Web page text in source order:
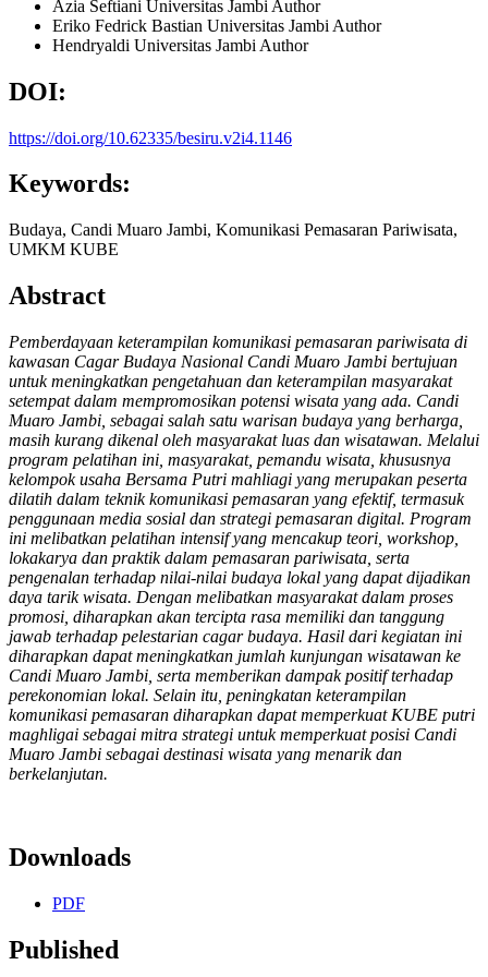
Azia Seftiani Universitas Jambi Author
Eriko Fedrick Bastian Universitas Jambi Author
Hendryaldi Universitas Jambi Author
DOI:
https://doi.org/10.62335/besiru.v2i4.1146
Keywords:
Budaya, Candi Muaro Jambi, Komunikasi Pemasaran Pariwisata,
UMKM KUBE
Abstract
Pemberdayaan keterampilan komunikasi pemasaran pariwisata di
kawasan Cagar Budaya Nasional Candi Muaro Jambi bertujuan
untuk meningkatkan pengetahuan dan keterampilan masyarakat
setempat dalam mempromosikan potensi wisata yang ada. Candi
Muaro Jambi, sebagai salah satu warisan budaya yang berharga,
masih kurang dikenal oleh masyarakat luas dan wisatawan. Melalui
program pelatihan ini, masyarakat, pemandu wisata, khususnya
kelompok usaha Bersama Putri mahliagi yang merupakan peserta
dilatih dalam teknik komunikasi pemasaran yang efektif, termasuk
penggunaan media sosial dan strategi pemasaran digital. Program
ini melibatkan pelatihan intensif yang mencakup teori, workshop,
lokakarya dan praktik dalam pemasaran pariwisata, serta
pengenalan terhadap nilai-nilai budaya lokal yang dapat dijadikan
daya tarik wisata. Dengan melibatkan masyarakat dalam proses
promosi, diharapkan akan tercipta rasa memiliki dan tanggung
jawab terhadap pelestarian cagar budaya. Hasil dari kegiatan ini
diharapkan dapat meningkatkan jumlah kunjungan wisatawan ke
Candi Muaro Jambi, serta memberikan dampak positif terhadap
perekonomian lokal. Selain itu, peningkatan keterampilan
komunikasi pemasaran diharapkan dapat memperkuat KUBE putri
maghligai sebagai mitra strategi untuk memperkuat posisi Candi
Muaro Jambi sebagai destinasi wisata yang menarik dan
berkelanjutan.
Downloads
PDF
Published